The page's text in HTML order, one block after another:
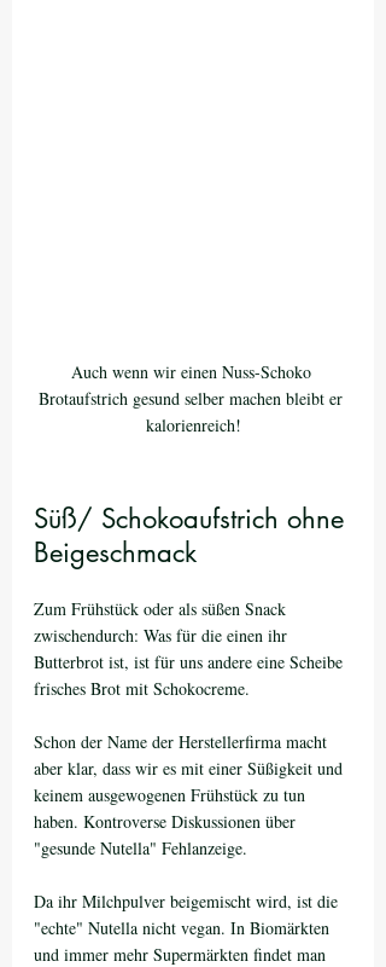
Auch wenn wir einen Nuss-Schoko
Brotaufstrich gesund selber machen bleibt er
kalorienreich!
Süß/ Schokoaufstrich ohne
Beigeschmack
Zum Frühstück oder als süßen Snack
zwischendurch: Was für die einen ihr
Butterbrot ist, ist für uns andere eine Scheibe
frisches Brot mit Schokocreme.
Schon der Name der Herstellerfirma macht
aber klar, dass wir es mit einer Süßigkeit und
keinem ausgewogenen Frühstück zu tun
haben. Kontroverse Diskussionen über
"gesunde Nutella" Fehlanzeige.
Da ihr Milchpulver beigemischt wird, ist die
"echte" Nutella nicht vegan. In Biomärkten
und immer mehr Supermärkten findet man